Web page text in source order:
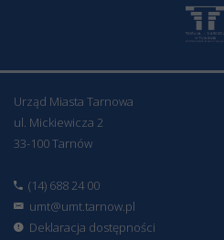
Urząd Miasta Tarnowa
ul. Mickiewicza 2
33-100 Tarnów
(14) 688 24 00
umt@umt.tarnow.pl
Deklaracja dostępności